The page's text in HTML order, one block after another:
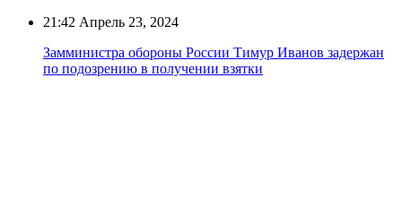
21:42 Апрель 23, 2024
Замминистра обороны России Тимур Иванов задержан
по подозрению в получении взятки